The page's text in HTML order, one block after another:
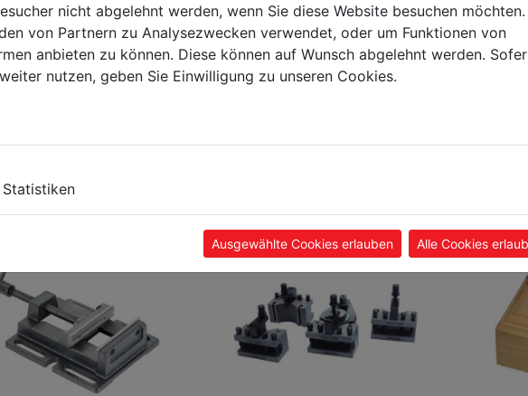
nicht abgelehnt werden, wenn Sie diese Website besuchen möchten.
von Partnern zu Analysezwecken verwendet, oder um Funktionen von
anbieten zu können. Diese können auf Wunsch abgelehnt werden.
nutzen, geben Sie Einwilligung zu unseren Cookies.
Statistiken
Ausgewählte Cookies erlauben Alle Cookies